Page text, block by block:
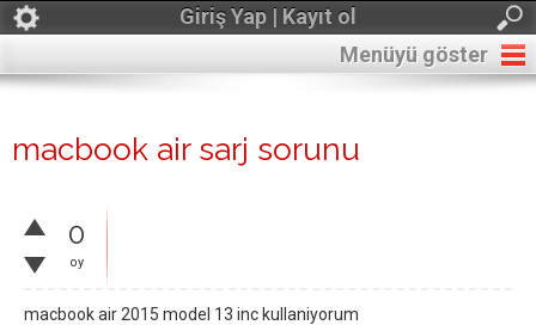
Giriş Yap | Kayıt ol
Menüyü göster
macbook air sarj sorunu
0
oy
macbook air 2015 model 13 inc kullaniyorum